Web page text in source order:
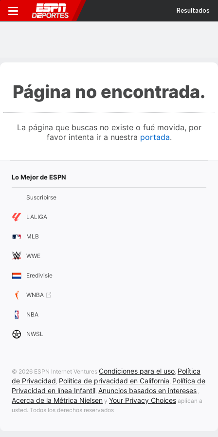
Resultados
Página no encontrada.
La página que buscas no existe o fué movida, por
favor intenta ir a nuestra portada.
Lo Mejor de ESPN
Suscribirse
LALIGA
MLB
WWE
Eredivisie
WNBA
NBA
NWSL
© 2026 ESPN Internet Ventures Condiciones para el uso, Política
de Privacidad, Política de privacidad en California, Política de
Privacidad en línea Infantil, Anuncios basados en intereses ,
Acerca de la Métrica Nielsen y Your Privacy Choices aplican a
usted. Todos los derechos reservados